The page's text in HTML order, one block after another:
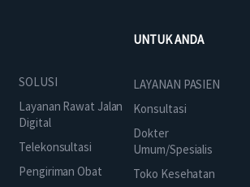
SOLUSI
Layanan Rawat Jalan
Digital
Telekonsultasi
Pengiriman Obat
UNTUK ANDA
LAYANAN PASIEN
Konsultasi
Dokter
Umum/Spesialis
Toko Kesehatan